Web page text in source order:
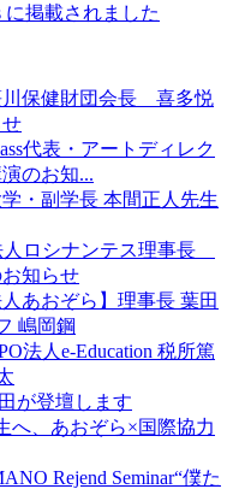
に掲載されました
川保健財団会長 喜多悦
代表・アートディレク
のお知...
・副学長 本間正人先生
人ロシナンテス理事長
知らせ
人あおぞら】理事長 葉田
嶋岡鋼
法人e-Education 税所篤
が登壇します
へ、あおぞら×国際協力
Rejend Seminar“僕た